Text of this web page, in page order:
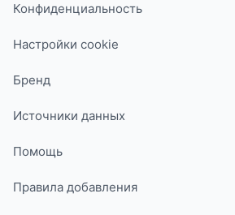
Конфиденциальность
Настройки cookie
Бренд
Источники данных
Помощь
Правила добавления